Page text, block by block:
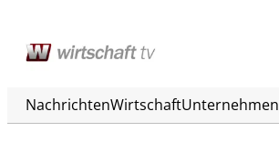
NachrichtenWirtschaftUnternehmen